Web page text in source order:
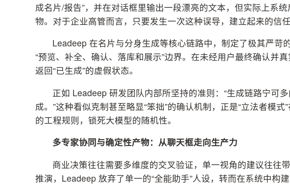
成名片/报告”，并在对话框里输出一段漂亮的文本，但实际上系
物。对于企业高管而言，只要发生一次这种误导，建立起来的信任
Leadeep 在名片与分身生成等核心链路中，制定了极其严苛
“预览、补全、确认、落库和展示”边界。在未经用户最终确认并
返回“已生成”的虚假状态。
正如 Leadeep 研发团队内部所坚持的准则：“生成链路宁可
成。”这种看似克制甚至略显“笨拙”的确认机制，正是“立法者模
的工程规则，锁死大模型的随机性。
多专家协同与确定性产物：从聊天框走向生产力
商业决策往往需要多维度的交叉验证，单一视角的建议往往
推演，Leadeep 放弃了单一的“全能助手”人设，转而在系统中构建